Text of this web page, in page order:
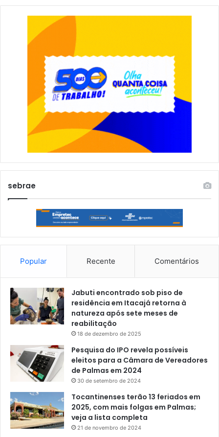
sebrae
Popular Recente Comentários
Jabuti encontrado sob piso de
residência em Itacajá retorna à
natureza após sete meses de
reabilitação
18 de dezembro de 2025
Pesquisa do IPO revela possíveis
eleitos para a Câmara de Vereadores
de Palmas em 2024
30 de setembro de 2024
Tocantinenses terão 13 feriados em
2025, com mais folgas em Palmas;
veja a lista completa
21 de novembro de 2024